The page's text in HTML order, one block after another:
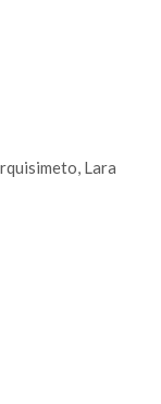
Lara